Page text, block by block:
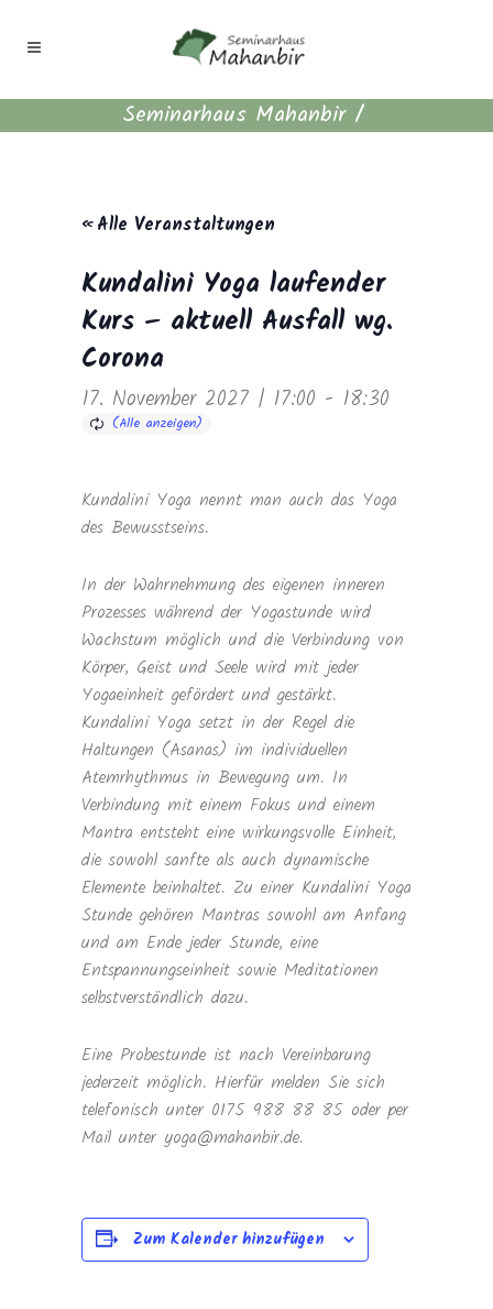
Seminarhaus Mahanbir/
« Alle Veranstaltungen
Kundalini Yoga laufender
Kurs – aktuell Ausfall wg.
Corona
17. November 2027 | 17:00 - 18:30
Kundalini Yoga nennt man auch das Yoga
des Bewusstseins.
In der Wahrnehmung des eigenen inneren
Prozesses während der Yogastunde wird
Wachstum möglich und die Verbindung von
Körper, Geist und Seele wird mit jeder
Yogaeinheit gefördert und gestärkt.
Kundalini Yoga setzt in der Regel die
Haltungen (Asanas) im individuellen
Atemrhythmus in Bewegung um. In
Verbindung mit einem Fokus und einem
Mantra entsteht eine wirkungsvolle Einheit,
die sowohl sanfte als auch dynamische
Elemente beinhaltet. Zu einer Kundalini Yoga
Stunde gehören Mantras sowohl am Anfang
und am Ende jeder Stunde, eine
Entspannungseinheit sowie Meditationen
selbstverständlich dazu.
Eine Probestunde ist nach Vereinbarung
jederzeit möglich. Hierfür melden Sie sich
telefonisch unter 0175 988 88 85 oder per
Mail unter yoga@mahanbir.de.
Zum Kalender hinzufügen